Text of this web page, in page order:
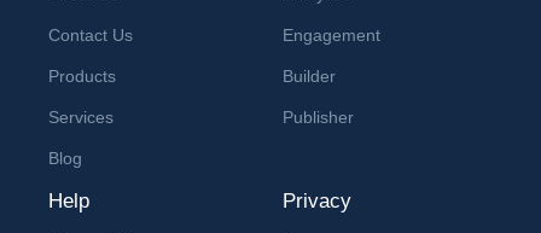
Contact Us
Products
Services
Blog
Engagement
Builder
Publisher
Help Privacy